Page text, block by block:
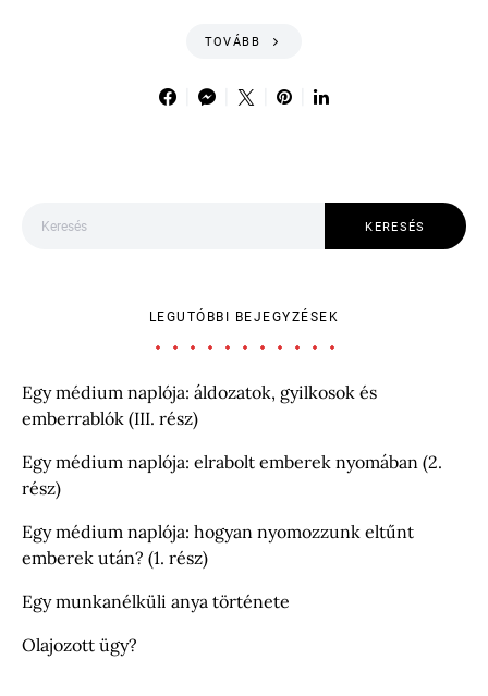
TOVÁBB
KERESÉS
LEGUTÓBBI BEJEGYZÉSEK
Egy médium naplója: áldozatok, gyilkosok és
emberrablók (III. rész)
Egy médium naplója: elrabolt emberek nyomában (2.
rész)
Egy médium naplója: hogyan nyomozzunk eltűnt
emberek után? (1. rész)
Egy munkanélküli anya története
Olajozott ügy?